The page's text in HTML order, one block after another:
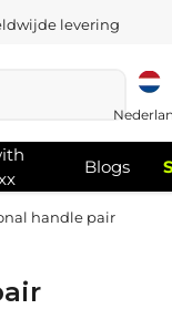
levering
Blogs
handle pair